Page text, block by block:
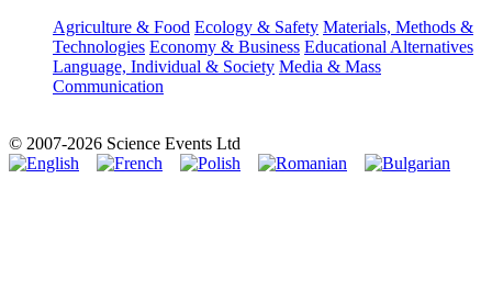
Agriculture & Food Ecology & Safety Materials, Methods &
Technologies Economy & Business Educational Alternatives
Language, Individual & Society Media & Mass
Communication
© 2007-2026 Science Events Ltd